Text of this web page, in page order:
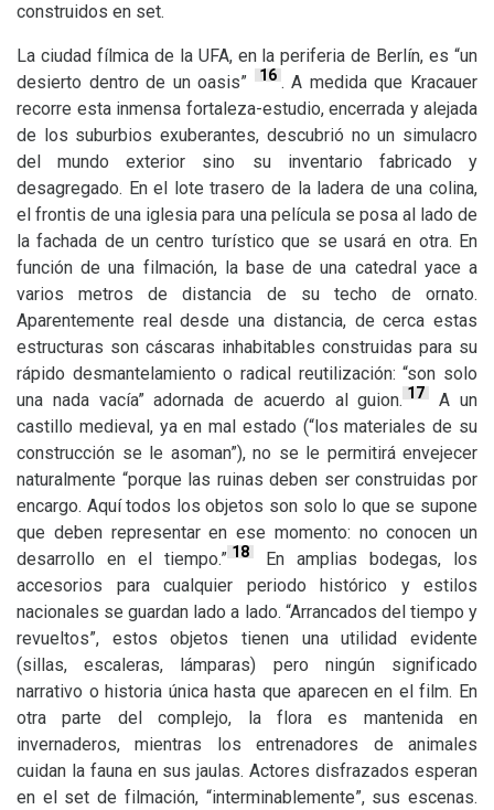
construidos en set.
La ciudad fílmica de la UFA, en la periferia de Berlín, es “un
desierto dentro de un oasis”
16 . A medida que Kracauer
recorre esta inmensa fortaleza-estudio, encerrada y alejada
de los suburbios exuberantes, descubrió no un simulacro
del mundo exterior sino su inventario fabricado y
desagregado. En el lote trasero de la ladera de una colina,
el frontis de una iglesia para una película se posa al lado de
la fachada de un centro turístico que se usará en otra. En
función de una filmación, la base de una catedral yace a
varios metros de distancia de su techo de ornato.
Aparentemente real desde una distancia, de cerca estas
estructuras son cáscaras inhabitables construidas para su
rápido desmantelamiento o radical reutilización: “son solo
una nada vacía” adornada de acuerdo al guion. 17
A un
castillo medieval, ya en mal estado (“los materiales de su
construcción se le asoman”), no se le permitirá envejecer
naturalmente “porque las ruinas deben ser construidas por
encargo. Aquí todos los objetos son solo lo que se supone
que deben representar en ese momento: no conocen un
desarrollo en el tiempo.” 18
En amplias bodegas, los
accesorios para cualquier periodo histórico y estilos
nacionales se guardan lado a lado. “Arrancados del tiempo y
revueltos”, estos objetos tienen una utilidad evidente
(sillas, escaleras, lámparas) pero ningún significado
narrativo o historia única hasta que aparecen en el film. En
otra parte del complejo, la flora es mantenida en
invernaderos, mientras los entrenadores de animales
cuidan la fauna en sus jaulas. Actores disfrazados esperan
en el set de filmación, “interminablemente”, sus escenas.